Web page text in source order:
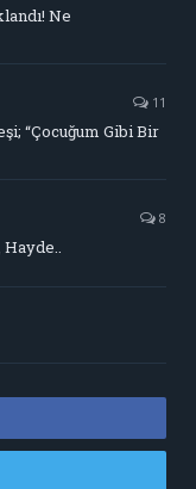
Ne
11
“Çocuğum Gibi Bir
8